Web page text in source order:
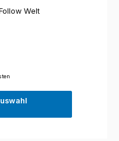
Welt